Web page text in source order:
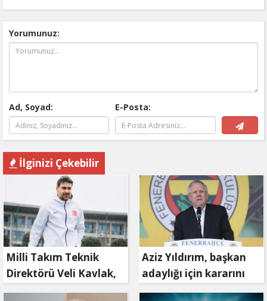
Yorumunuz:
Ad, Soyad: E-Posta:
İlginizi Çekebilir
Milli Takım Teknik
Direktörü Veli Kavlak,
görevinden ayrıldı
Aziz Yıldırım, başkan
adaylığı için kararını
verdi